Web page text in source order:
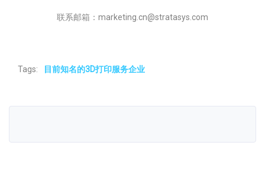
联系邮箱：marketing.cn@stratasys.com
Tags: 目前知名的3D打印服务企业